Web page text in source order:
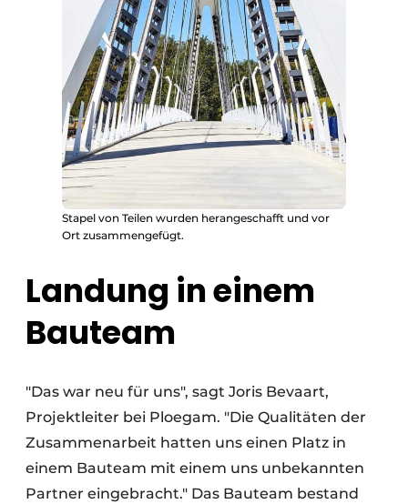
Stapel von Teilen wurden herangeschafft und vor
Ort zusammengefügt.
Landung in einem
Bauteam
"Das war neu für uns", sagt Joris Bevaart,
Projektleiter bei Ploegam. "Die Qualitäten der
Zusammenarbeit hatten uns einen Platz in
einem Bauteam mit einem uns unbekannten
Partner eingebracht." Das Bauteam bestand